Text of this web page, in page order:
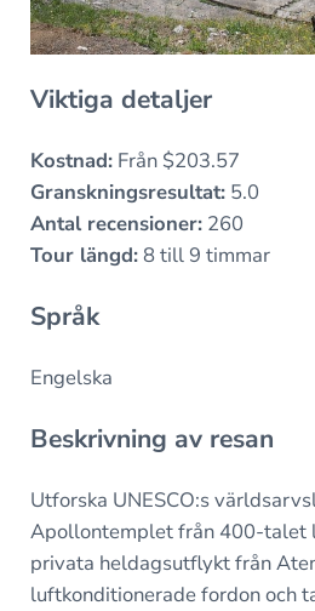
Viktiga detaljer
Kostnad:Från $203.57
Granskningsresultat:5.0
Antal recensioner:260
Tour längd:8 till 9 timmar
Språk
Engelska
Beskrivning av resan
Utforska UNESCO:s
Apollontemplet från 400-talet
privata heldagsutflykt från
luftkonditionerade fordon och